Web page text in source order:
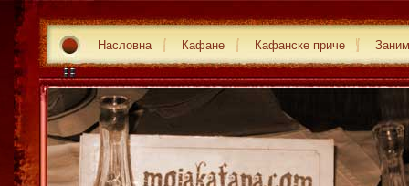
Насловна Кафане Кафанске приче